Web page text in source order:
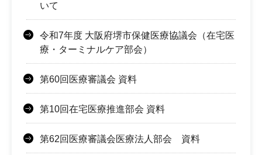
いて
令和7年度 大阪府堺市保健医療協議会（在宅医
療・ターミナルケア部会）
第60回医療審議会 資料
第10回在宅医療推進部会 資料
第62回医療審議会医療法人部会 資料